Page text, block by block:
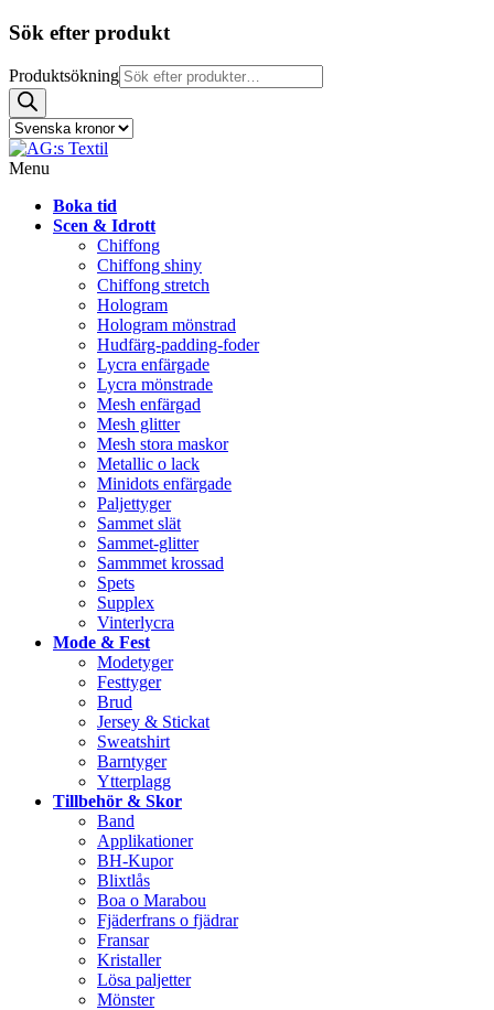
Sök efter produkt
Produktsökning
Menu
Boka tid
Scen & Idrott
Chiffong
Chiffong shiny
Chiffong stretch
Hologram
Hologram mönstrad
Hudfärg-padding-foder
Lycra enfärgade
Lycra mönstrade
Mesh enfärgad
Mesh glitter
Mesh stora maskor
Metallic o lack
Minidots enfärgade
Paljettyger
Sammet slät
Sammet-glitter
Sammmet krossad
Spets
Supplex
Vinterlycra
Mode & Fest
Modetyger
Festtyger
Brud
Jersey & Stickat
Sweatshirt
Barntyger
Ytterplagg
Tillbehör & Skor
Band
Applikationer
BH-Kupor
Blixtlås
Boa o Marabou
Fjäderfrans o fjädrar
Fransar
Kristaller
Lösa paljetter
Mönster